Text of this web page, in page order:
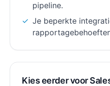
pipeline.
✓ Je beperkte
Kies eerder voor